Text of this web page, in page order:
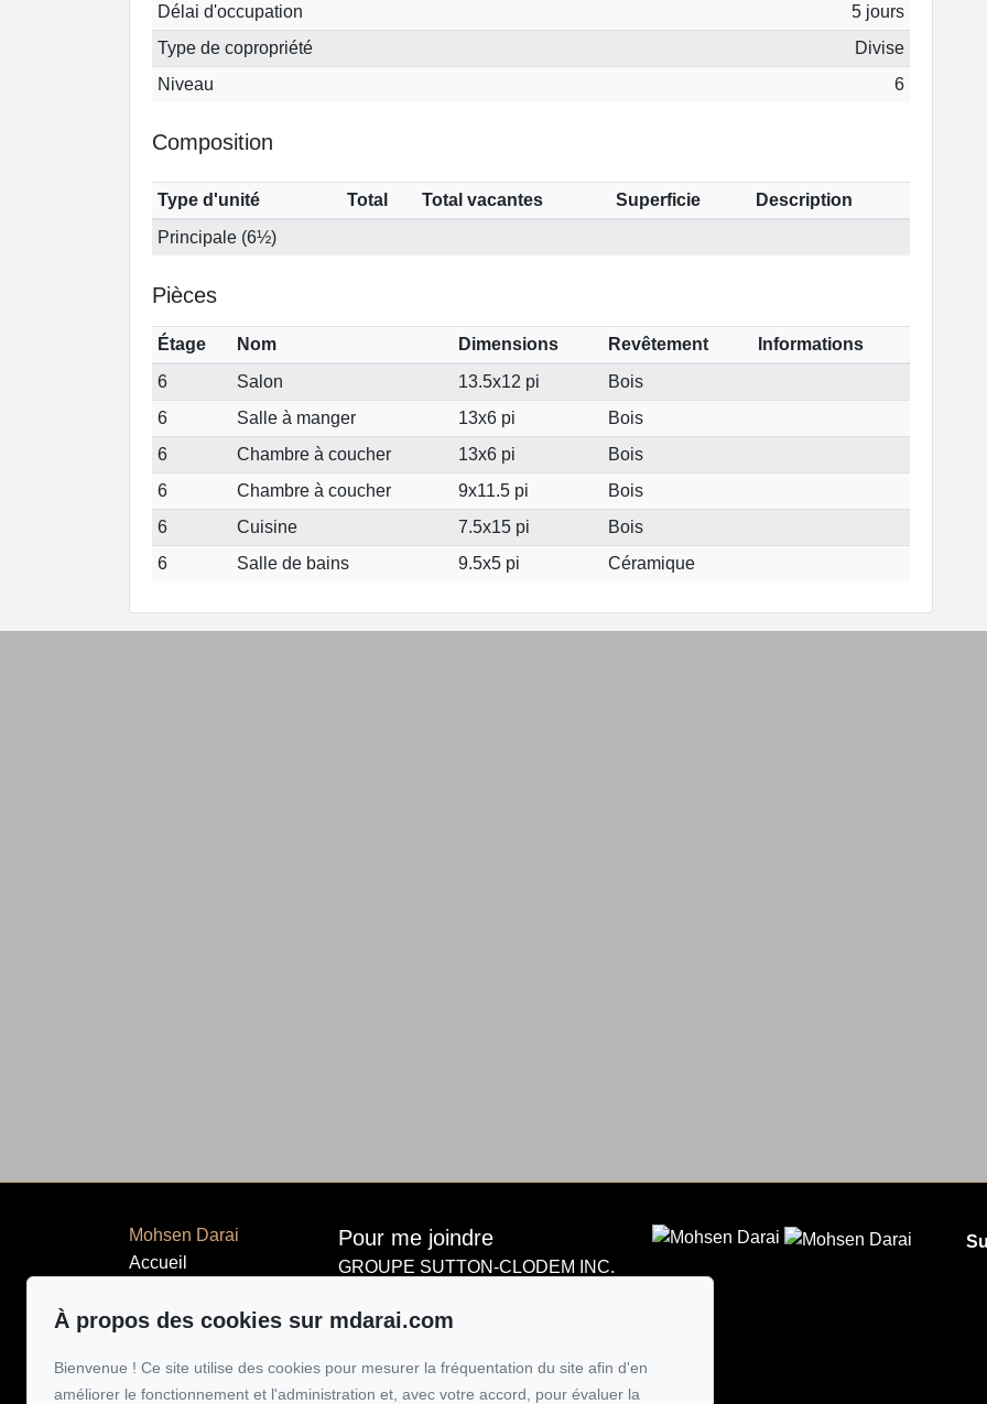
Délai d'occupation
5 jours
Type de copropriété
Divise
Niveau
6
Composition
Type d'unité Total Total vacantes Superficie
Description
Principale (6½)
Pièces
Étage Nom Dimensions Revêtement
Informations
6
Salon 13.5x12 pi
Bois
6
Salle à manger 13x6 pi
Bois
6
Chambre à coucher 13x6 pi
Bois
6
Chambre à coucher 9x11.5 pi
Bois
6
Cuisine 7.5x15 pi
Bois
6
Salle de bains 9.5x5 pi Céramique
Mohsen Darai
Accueil
À propos
Acheter
Pour me joindre
GROUPE SUTTON-CLODEM INC.
À propos des cookies sur mdarai.com
Bienvenue ! Ce site utilise des cookies pour mesurer la fréquentation du site afin d'en
améliorer le fonctionnement et l'administration et, avec votre accord, pour évaluer la